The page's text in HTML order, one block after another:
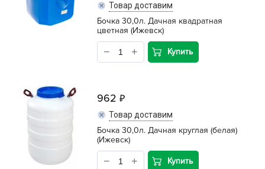
Товар доставим
Бочка 30,0л. Дачная квадратная
цветная (Ижевск)
Купить
962
Товар доставим
Бочка 30,0л. Дачная круглая (белая)
(Ижевск)
Купить